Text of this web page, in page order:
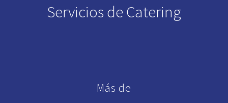
Servicios de Catering
Más de